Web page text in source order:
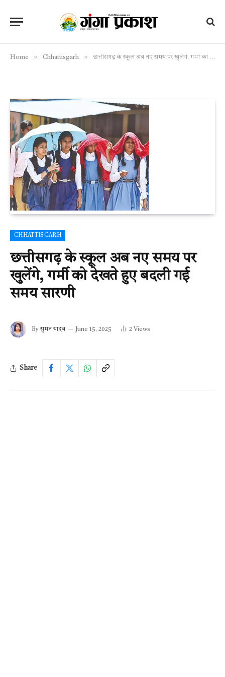
Home » Chhattisgarh » छत्तीसगढ़ के स्कूल अब नए समय पर खुलेंगे, गर्मी को देखते हुए बदली गई समय सारणी
CHHATTISGARH
छत्तीसगढ़ के स्कूल अब नए समय पर
खुलेंगे, गर्मी को देखते हुए बदली गई
समय सारणी
By सुमन यादव June 15, 2025 2 Views
Share